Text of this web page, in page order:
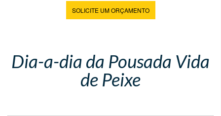
SOLICITE UM ORÇAMENTO
Dia-a-dia da Pousada Vida
de Peixe